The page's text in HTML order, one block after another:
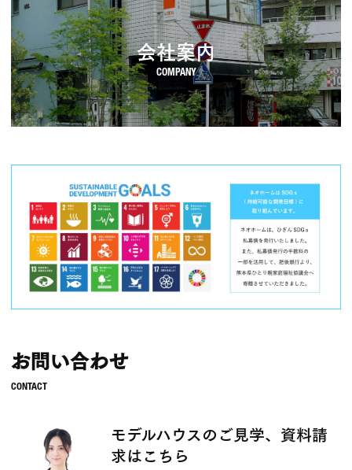
会社案内
お問い合わせ
モデルハウスのご見学、資料請
求はこちら